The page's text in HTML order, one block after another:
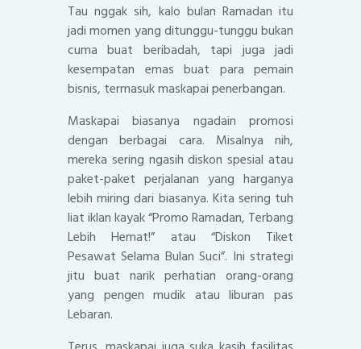
Tau nggak sih, kalo bulan Ramadan itu
jadi momen yang ditunggu-tunggu bukan
cuma buat beribadah, tapi juga jadi
kesempatan emas buat para pemain
bisnis, termasuk maskapai penerbangan.
Maskapai biasanya ngadain promosi
dengan berbagai cara. Misalnya nih,
mereka sering ngasih diskon spesial atau
paket-paket perjalanan yang harganya
lebih miring dari biasanya. Kita sering tuh
liat iklan kayak “Promo Ramadan, Terbang
Lebih Hemat!” atau “Diskon Tiket
Pesawat Selama Bulan Suci”. Ini strategi
jitu buat narik perhatian orang-orang
yang pengen mudik atau liburan pas
Lebaran.